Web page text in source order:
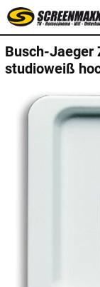
Busch-Jaeger
studioweiß